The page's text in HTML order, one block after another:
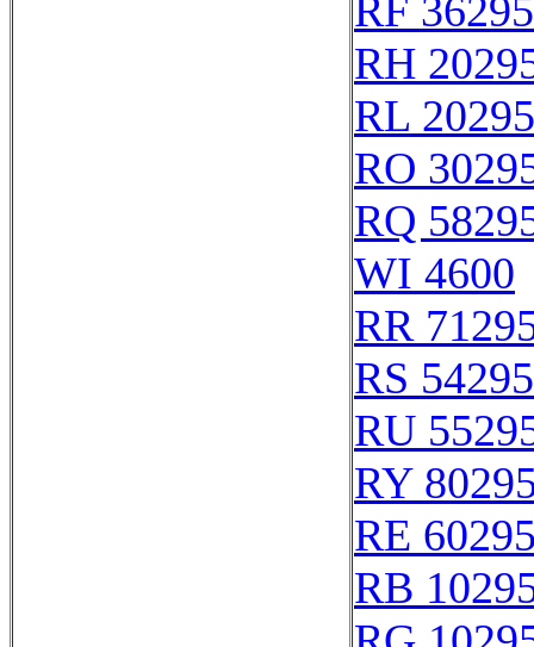
RF 36295
RH
RL 20295
RO
RQ
WI 4600
RR
RS 54295
RU
RY
RE
RB